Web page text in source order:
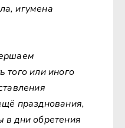
игумена
того или иного
празднования,
в дни обретения